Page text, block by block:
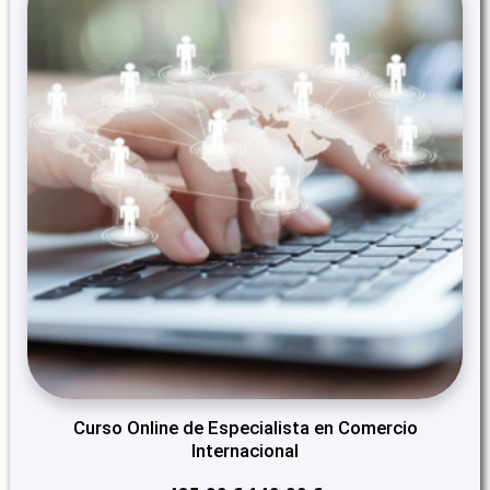
ON
SALE
Curso Online de Especialista en Comercio
Internacional